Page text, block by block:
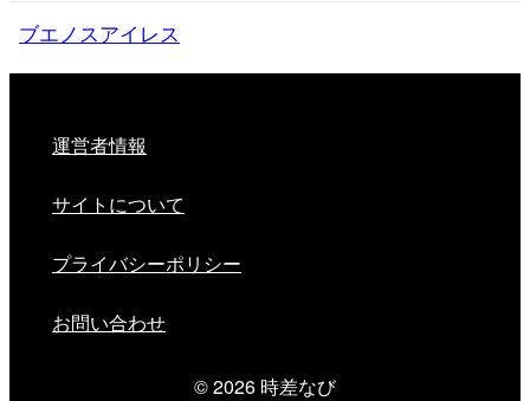
ブエノスアイレス
運営者情報
サイトについて
プライバシーポリシー
お問い合わせ
© 2026 時差なび